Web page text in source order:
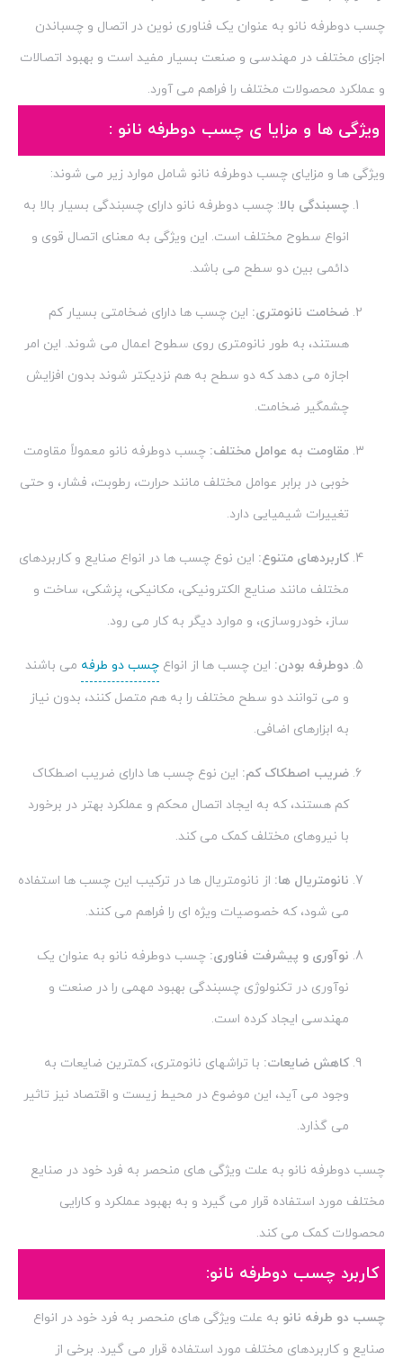
چسب دوطرفه نانو به عنوان یک فناوری نوین در اتصال و چسباندن
اجزای مختلف در مهندسی و صنعت بسیار مفید است و بهبود اتصالات
و عملکرد محصولات مختلف را فراهم می آورد.
ویژگی ها و مزایا ی چسب دوطرفه نانو :
ویژگی ها و مزایای چسب دوطرفه نانو شامل موارد زیر می شوند:
چسبندگی بالا: چسب دوطرفه نانو دارای چسبندگی بسیار بالا به
انواع سطوح مختلف است. این ویژگی به معنای اتصال قوی و
دائمی بین دو سطح می باشد.
ضخامت نانومتری: این چسب ها دارای ضخامتی بسیار کم
هستند، به طور نانومتری روی سطوح اعمال می شوند. این امر
اجازه می دهد که دو سطح به هم نزدیکتر شوند بدون افزایش
چشمگیر ضخامت.
مقاومت به عوامل مختلف: چسب دوطرفه نانو معمولاً مقاومت
خوبی در برابر عوامل مختلف مانند حرارت، رطوبت، فشار، و حتی
تغییرات شیمیایی دارد.
کاربردهای متنوع: این نوع چسب ها در انواع صنایع و کاربردهای
مختلف مانند صنایع الکترونیکی، مکانیکی، پزشکی، ساخت و
ساز، خودروسازی، و موارد دیگر به کار می رود.
دوطرفه بودن: این چسب ها از انواع چسب دو طرفه می باشند
و می توانند دو سطح مختلف را به هم متصل کنند، بدون نیاز
به ابزارهای اضافی.
ضریب اصطکاک کم: این نوع چسب ها دارای ضریب اصطکاک
کم هستند، که به ایجاد اتصال محکم و عملکرد بهتر در برخورد
با نیروهای مختلف کمک می کند.
نانومتریال ها: از نانومتریال ها در ترکیب این چسب ها استفاده
می شود، که خصوصیات ویژه ای را فراهم می کنند.
نوآوری و پیشرفت فناوری: چسب دوطرفه نانو به عنوان یک
نوآوری در تکنولوژی چسبندگی بهبود مهمی را در صنعت و
مهندسی ایجاد کرده است.
کاهش ضایعات: با تراشهای نانومتری، کمترین ضایعات به
وجود می آید، این موضوع در محیط زیست و اقتصاد نیز تاثیر
می گذارد.
چسب دوطرفه نانو به علت ویژگی های منحصر به فرد خود در صنایع
مختلف مورد استفاده قرار می گیرد و به بهبود عملکرد و کارایی
محصولات کمک می کند.
کاربرد چسب دوطرفه نانو:
چسب دو طرفه نانو به علت ویژگی های منحصر به فرد خود در انواع
صنایع و کاربردهای مختلف مورد استفاده قرار می گیرد. برخی از